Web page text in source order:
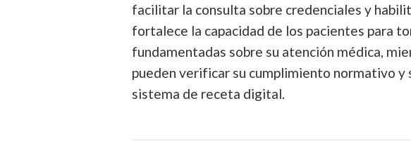
facilitar la consulta sobre credenciales y
fortalece la capacidad de los pacientes para
fundamentadas sobre su atención médica,
pueden verificar su cumplimiento normativo y
sistema de receta digital.